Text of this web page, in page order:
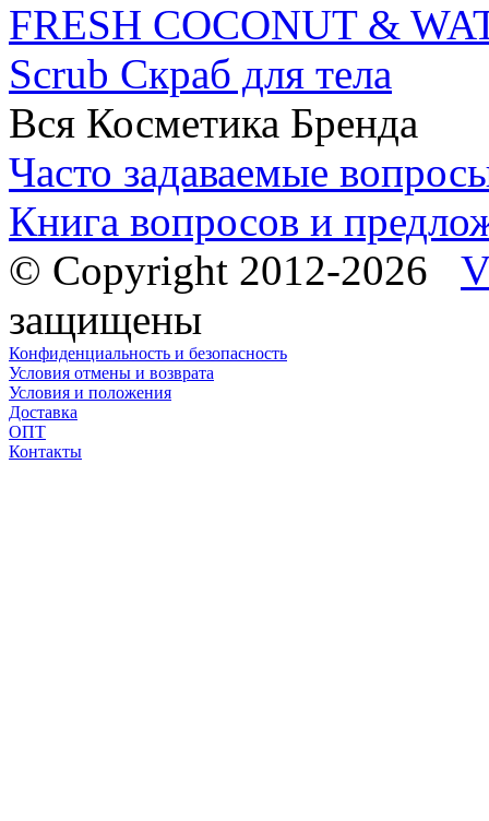
FRESH COCONUT &
Scrub Скраб для тела
Вся Косметика Бренда
Часто задаваемые
Книга вопросов и
© Copyright 2012-2026
защищены
Конфиденциальность и безопасность
Условия отмены и возврата
Условия и положения
Доставка
ОПТ
Контакты